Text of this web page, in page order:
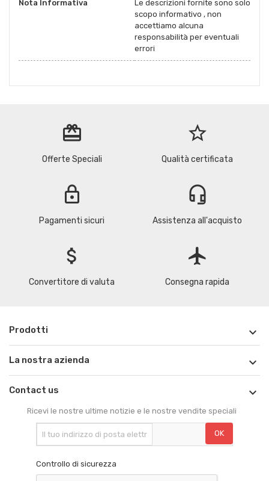
Nota Informativa
Le descrizioni fornite sono solo
scopo informativo , non
accettiamo alcuna
responsabilità per eventuali
errori
redeem
Offerte Speciali
star_border
Qualità certificata
lock
Pagamenti sicuri
headset_mic
Assistenza all'acquisto
attach_money
Convertitore di valuta
flight
Consegna rapida
Prodotti 
La nostra azienda 
Contact us 
Ricevi le nostre ultime notizie e le nostre vendite speciali
Controllo di sicurezza